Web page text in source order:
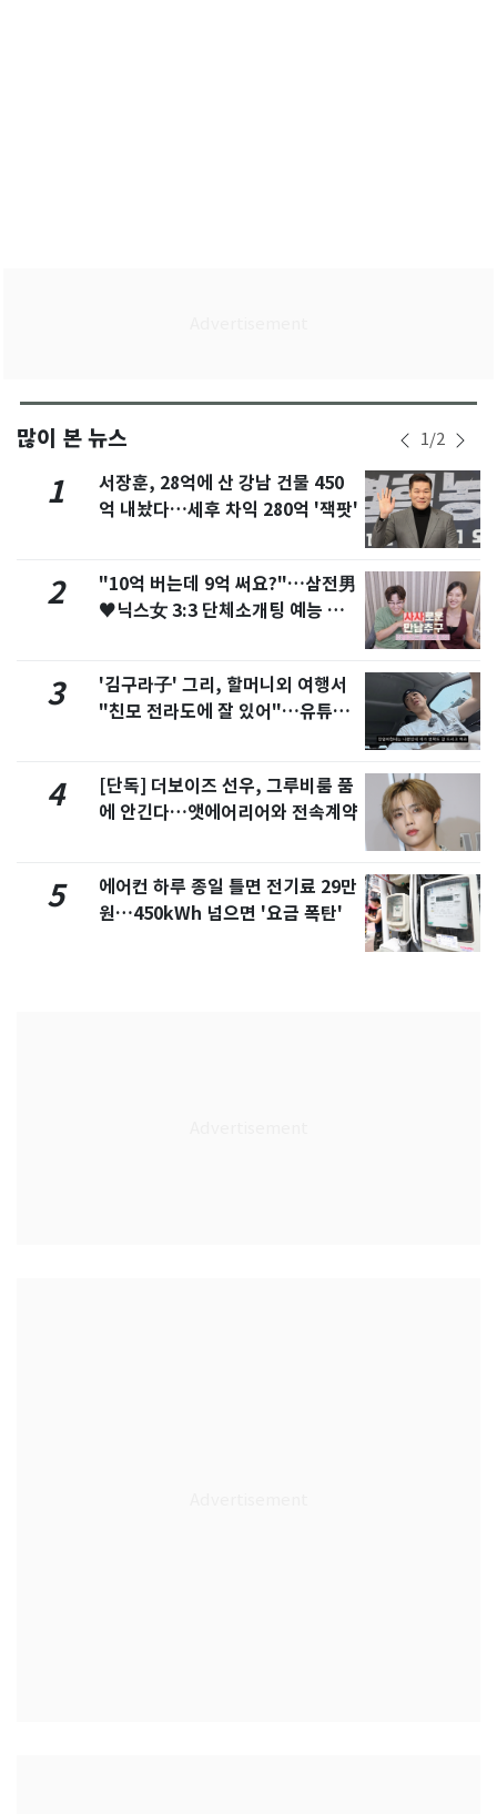
많이 본 뉴스 1/2
1
서장훈, 28억에 산 강남 건물 450
억 내놨다…세후 차익 280억 '잭팟'
2
"10억 버는데 9억 써요?"…삼전男
♥닉스女 3:3 단체소개팅 예능 화
3
'김구라子' 그리, 할머니외 여행서
"친모 전라도에 잘 있어"…유튜브
4
[단독] 더보이즈 선우, 그루비룸 품
에 안긴다…앳에어리어와 전속계약
5
에어컨 하루 종일 틀면 전기료 29만
원…450kWh 넘으면 '요금 폭탄'